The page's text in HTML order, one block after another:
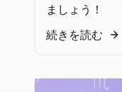
ましょう！
続きを読む